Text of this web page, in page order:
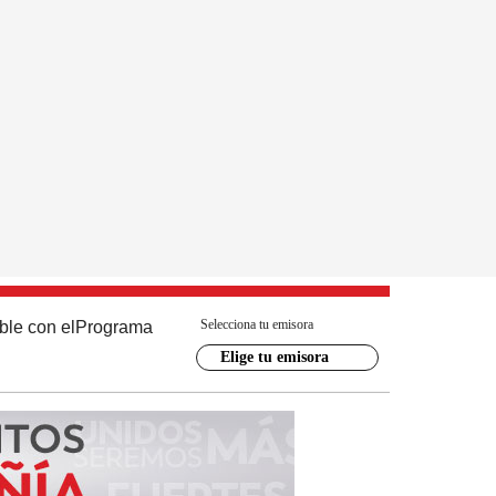
con el Programa Selecciona tu emisora
Elige tu emisora